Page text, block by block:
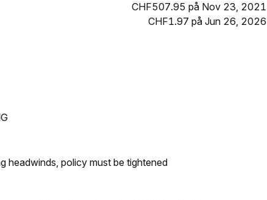
CHF507.95 på Nov 23, 2021
CHF1.97 på Jun 26, 2026
headwinds, policy must be tightened